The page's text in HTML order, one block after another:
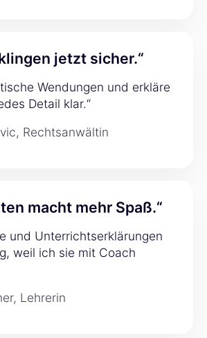
jetzt sicher.“
Wendungen und erkläre
Detail klar.“
Rechtsanwältin
macht mehr Spaß.“
und Unterrichtserklärungen
weil ich sie mit Coach
Lehrerin